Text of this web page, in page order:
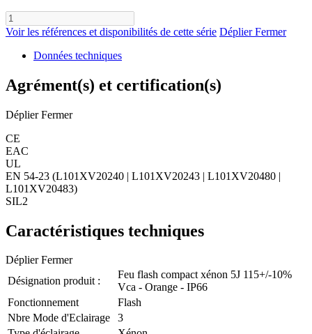
Voir les références et disponibilités de cette série Déplier Fermer
Données techniques
Agrément(s) et certification(s)
Déplier Fermer
CE
EAC
UL
EN 54-23 (L101XV20240 | L101XV20243 | L101XV20480 |
L101XV20483)
SIL2
Caractéristiques techniques
Déplier Fermer
Désignation produit :
Feu flash compact xénon 5J 115+/-10%
Vca - Orange - IP66
Fonctionnement
Flash
Nbre Mode d'Eclairage
3